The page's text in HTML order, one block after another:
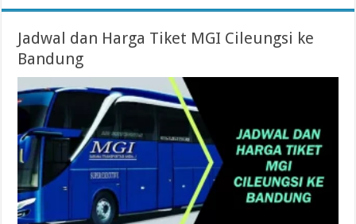
Jadwal dan Harga Tiket MGI Cileungsi ke
Bandung